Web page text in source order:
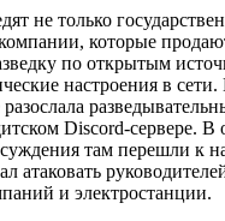
не только
которые
по открытым
настроения в
Discord-сервере. В
там перешли к
атаковать
и электростанции.